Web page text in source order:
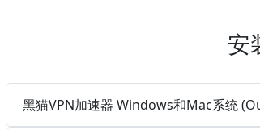
安
黑猫VPN加速器 Windows和Mac系统